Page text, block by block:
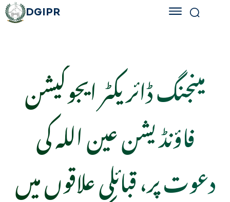
DGIPR
مینجنگ ڈائریکٹر ایجوکیشن
فاؤنڈیشن عین اللہ کی
دعوت پر، قبائلی علاقوں میں